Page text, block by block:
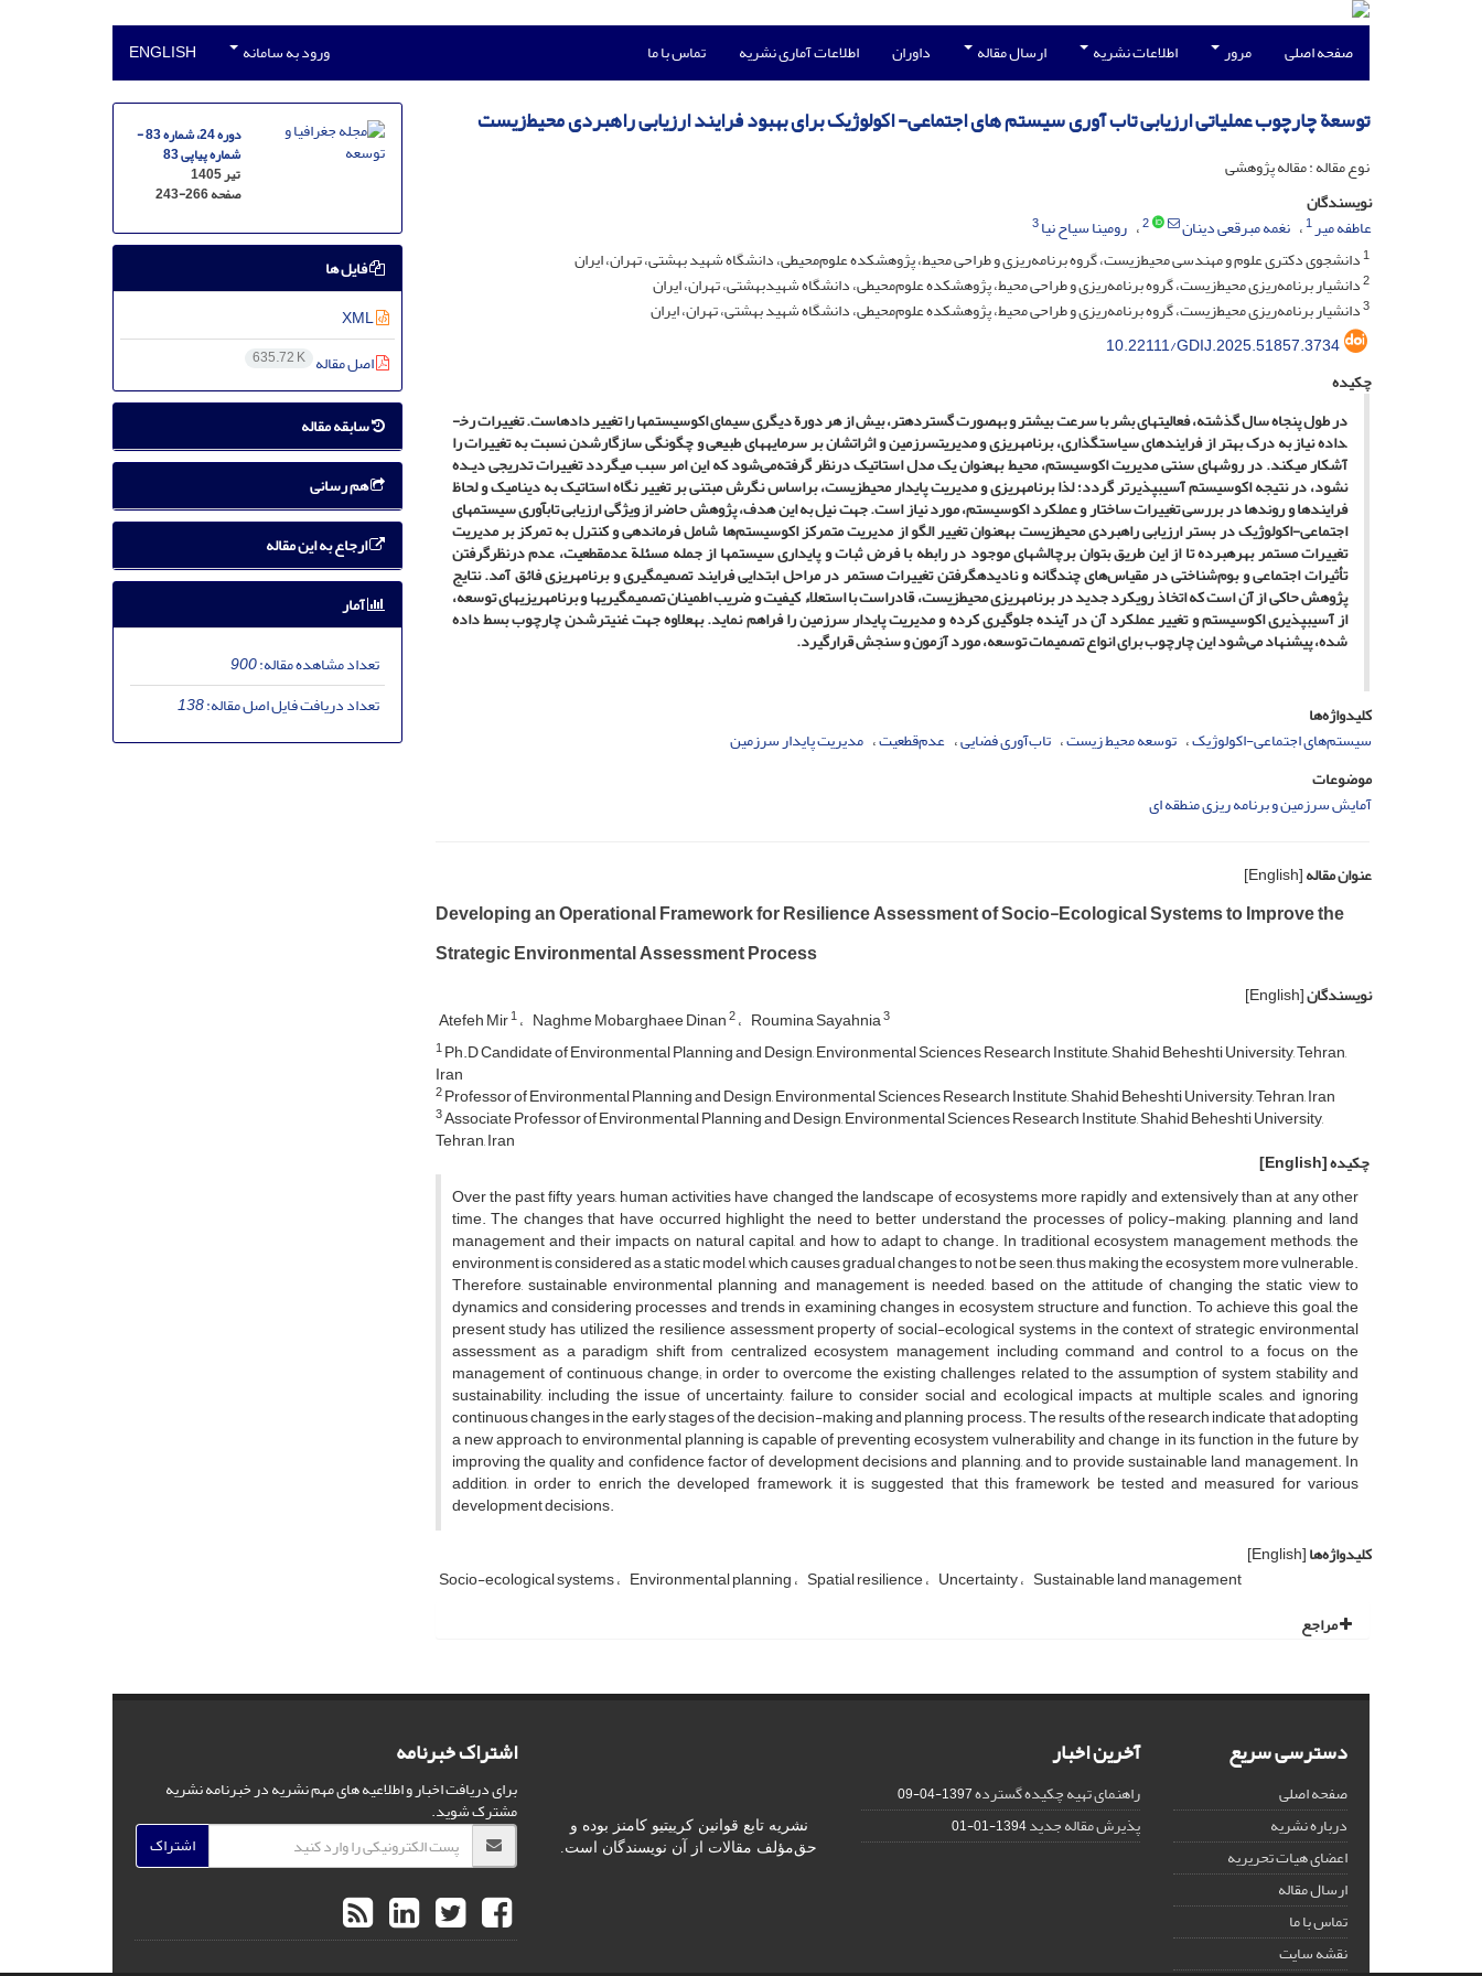
صفحه اصلی مرور اطلاعات نشریه ارسال مقاله داوران اطلاعات آماری نشریه تماس با ما ورود به سامانه ENGLISH
توسعة چارچوب عملیاتی ارزیابی تاب آوری سیستم های اجتماعی- اکولوژیک برای بهبود فرایند ارزیابی راهبردی محیط‌زیست
نوع مقاله : مقاله پژوهشی
نویسندگان
عاطفه میر1 نغمه مبرقعی دینان 2 رومینا سیاح نیا3
1دانشجوی دکتری علوم و مهندسی محیط‌زیست، گروه برنامه‌ریزی و طراحی محیط، پژوهشکده علوم‌محیطی، دانشگاه شهید بهشتی، تهران، ایران
2دانشیار برنامه‌ریزی محیط‌زیست، گروه برنامه‌ریزی و طراحی محیط، پژوهشکده علوم‌محیطی، دانشگاه شهید‌بهشتی، تهران، ایران
3دانشیار برنامه‌ریزی محیط‌زیست، گروه برنامه‌ریزی و طراحی محیط، پژوهشکده علوم‌محیطی، دانشگاه شهید بهشتی، تهران، ایران
10.22111/GDIJ.2025.51857.3734
چکیده
در طول پنجاه سال گذشته، فعالیت­های بشر با سرعت بیشتر و به­صورت گسترده­تر، بیش از هر دورة دیگری سیمای اکوسیستم­ها را تغییر داده­است.تغییرات رخ­
داده نیاز به درک بهتر از فرایندهایسیاست­گذاری، برنامه­ریزی و مدیریت­سرزمین و اثراتشان بر سرمایه­های طبیعی و چگونگیسازگار­شدن نسبت به تغییرات را
آشکار می­کند.در روش­های سنتی مدیریت اکوسیستم، محیط به­عنوان یک مدل استاتیک در­نظر گرفته‌می‌شود که این امر سبب می­گردد تغییرات تدریجی دیـده
نشود، در نتیجه اکوسیستم آسیب­پذیرتر گردد؛لذا برنامه­ریزی و مدیریت پایدار محیط­زیست، بر­اساس نگرش مبتنی ­بر تغییر نگاه استاتیک به دینامیک و لحاظ
فرایندها و روندها در بررسی تغییرات ساختار و عملکرد اکوسیستم، مورد نیاز­ است. جهت نیل به این هدف، پژوهش حاضراز ویژگی ارزیابی تاب­آوری سیستم­های
اجتماعی-اکولوژیک در بستر ارزیابی راهبردی محیط­زیست به­عنوان تغییر الگو از مدیریت متمرکز اکوسیستم‌ها شامل فرماندهی و کنترل به تمرکز بر مدیریت
تغییرات مستمر بهره­برده تا از این طریق بتوان برچالش­های موجود در رابطه با فرض ثبات و پایداری سیستم­ها از جمله مسئلة عدم­قطعیت، عدم در­نظرگرفتن
تأثیرات اجتماعی و بوم‌شناختی در مقیاس‌های چندگانه و نادیده­گرفتن تغییرات مستمر در مراحل ابتدایی فرایند تصمیم­گیری و برنامه­ریزی فائق آمد. نتایج
پژوهش حاکی از آن است که اتخاذ رویکرد جدید در برنامه­ریزی محیط­زیست، قادر­است با استعلاء کیفیت و ضریب اطمینان تصمیم­گیری­ها و برنامه­ریزی­های توسعه،
از آسیب­پذیری اکوسیستم و تغییر عملکرد آن در آینده جلوگیری کرده و مدیریت پایدار سرزمین را فراهم­نماید.به­علاوه جهت غنیترشدن چارچوب بسط داده
شده، پیشنهاد می‌شود این چارچوب برای انواع تصمیمات توسعه، مورد آزمون و سنجش قرارگیرد.
کلیدواژه‌ها
سیستم‌های اجتماعی-اکولوژیک توسعه محیط زیست تاب‌آوری‌ فضایی عدم‌قطعیت مدیریت پایدار سرزمین
موضوعات
آمایش سرزمین و برنامه ریزی منطقه ای
عنوان مقاله[English]
Developing an Operational Framework for Resilience Assessment of Socio-Ecological Systems to Improve the
Strategic Environmental Assessment Process
نویسندگان[English]
Atefeh Mir1 Naghme Mobarghaee Dinan2 Roumina Sayahnia3
1Ph.D Candidate of Environmental Planning and Design, Environmental Sciences Research Institute, Shahid Beheshti University, Tehran,
Iran
2Professor of Environmental Planning and Design, Environmental Sciences Research Institute, Shahid Beheshti University, Tehran, Iran
3Associate Professor of Environmental Planning and Design, Environmental Sciences Research Institute, Shahid Beheshti University,
Tehran, Iran
چکیده[English]
Over the past fifty years, human activities have changed the landscape of ecosystems more rapidly and extensively than at any other
time. The changes that have occurred highlight the need to better understand the processes of policy-making, planning and land
management and their impacts on natural capital, and how to adapt to change. In traditional ecosystem management methods, the
environment is considered as a static model, which causes gradual changes to not be seen, thus making the ecosystem more vulnerable.
Therefore, sustainable environmental planning and management is needed, based on the attitude of changing the static view to
dynamics and considering processes and trends in examining changes in ecosystem structure and function. To achieve this goal, the
present study has utilized the resilience assessment property of social-ecological systems in the context of strategic environmental
assessment as a paradigm shift from centralized ecosystem management including command and control to a focus on the
management of continuous change; in order to overcome the existing challenges related to the assumption of system stability and
sustainability, including the issue of uncertainty, failure to consider social and ecological impacts at multiple scales, and ignoring
continuous changes in the early stages of the decision-making and planning process. The results of the research indicate that adopting
a new approach to environmental planning is capable of preventing ecosystem vulnerability and change in its function in the future by
improving the quality and confidence factor of development decisions and planning, and to provide sustainable land management. In
addition, in order to enrich the developed framework, it is suggested that this framework be tested and measured for various
development decisions.
کلیدواژه‌ها[English]
Socio-ecological systems Environmental planning Spatial resilience Uncertainty Sustainable land management
مراجع
دوره 24، شماره 83 -
شماره پیاپی 83
تیر 1405
صفحه243-266
فایل ها
XML
اصل مقاله 635.72 K
سابقه مقاله
هم رسانی
ارجاع به این مقاله
آمار
تعداد مشاهده مقاله:900
تعداد دریافت فایل اصل مقاله:138
دسترسی سریع
صفحه اصلی
درباره نشریه
اعضای هیات تحریریه
ارسال مقاله
تماس با ما
نقشه سایت
آخرین اخبار
راهنمای تهیه چکیده گسترده1397-04-09
پذیرش مقاله جدید1394-01-01
نشریه تابع قوانین کرییتیو کامنز بوده و
حق‌مؤلف مقالات از آن نویسندگان است.
اشتراک خبرنامه
برای دریافت اخبار و اطلاعیه های مهم نشریه در خبرنامه نشریه
مشترک شوید.
اشتراک